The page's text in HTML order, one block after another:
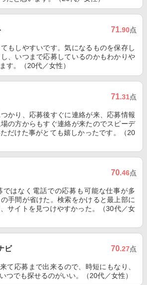
71.90点
もしやすいです。気になるものを保存し
、いつまで応募しているのかもわかりや
す。（20代／女性）
71.31点
かり、応募後すぐに連絡が来、応募情報
の方からもすぐ連絡が来たのでスピーデ
だけた事がとても嬉しかったです。（20
70.46点
ではなく電話での応募も可能な仕事が多
手間が省けた。検索をかけると最上部に
サイトを見つけやすかった。（30代／女
ビ 70.27点
て応募まで出来るので、時短にもなり、
つでも探せるのがいい。（20代／女性）